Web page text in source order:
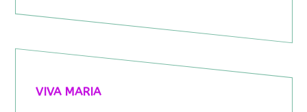
VIVA MARIA